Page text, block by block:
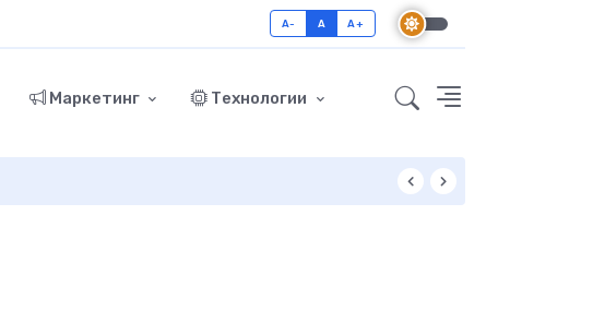
A- A A+
Маркетинг Технологии